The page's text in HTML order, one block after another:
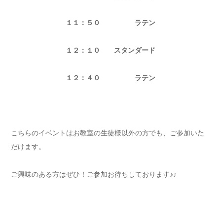
１１：５０ ラテン
１２：１０ スタンダード
１２：４０ ラテン
こちらのイベントはお教室の生徒様以外の方でも、ご参加いた
だけます。
ご興味のある方はぜひ！ご参加お待ちしております♪♪